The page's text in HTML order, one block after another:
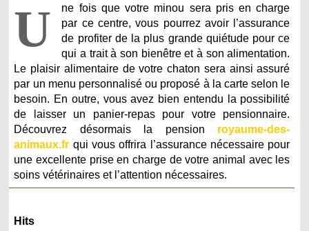
U
ne fois que votre minou sera pris en charge
par ce centre, vous pourrez avoir l’assurance
de profiter de la plus grande quiétude pour ce
qui a trait à son bienêtre et à son alimentation.
Le plaisir alimentaire de votre chaton sera ainsi assuré
par un menu personnalisé ou proposé à la carte selon le
besoin. En outre, vous avez bien entendu la possibilité
de laisser un panier-repas pour votre pensionnaire.
Découvrez désormais la pension royaume-des-
animaux.fr qui vous offrira l’assurance nécessaire pour
une excellente prise en charge de votre animal avec les
soins vétérinaires et l’attention nécessaires.
Hits